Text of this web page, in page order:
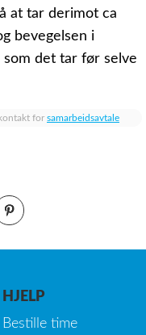
at tar derimot ca
bevegelsen i
det tar før selve
for samarbeidsavtale
HJELP
Bestille time